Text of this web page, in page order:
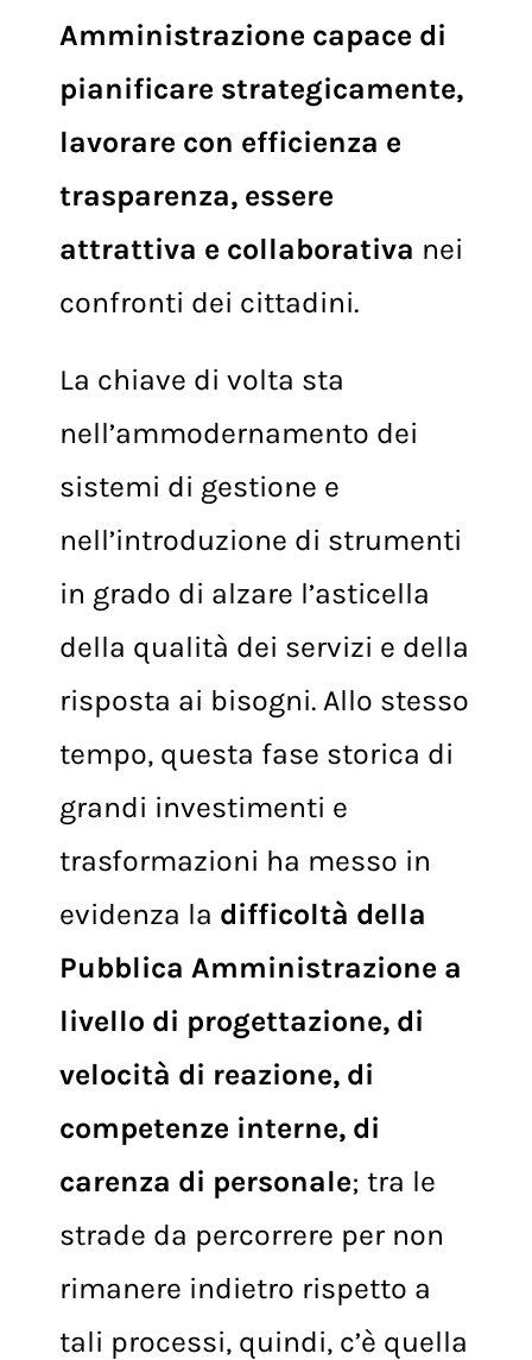
una Pubblica
Amministrazione capace di
pianificare strategicamente,
lavorare con efficienza e
trasparenza, essere
attrattiva e collaborativa
La chiave di volta sta
nell’ammodernamento dei
sistemi di gestione e
nell’introduzione di strumenti
in grado di alzare l’asticella
della qualità dei servizi e della
risposta ai bisogni. Allo stesso
tempo, questa fase storica di
grandi investimenti e
trasformazioni ha messo in
evidenza ladifficoltà della
Pubblica Amministrazione a
livello di progettazione, di
velocità di reazione, di
competenze interne, di
carenza di personale; tra le
strade da percorrere per non
rimanere indietro rispetto a